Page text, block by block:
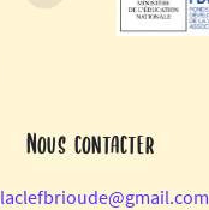
Nous contacter
laclefbrioude@gmail.com